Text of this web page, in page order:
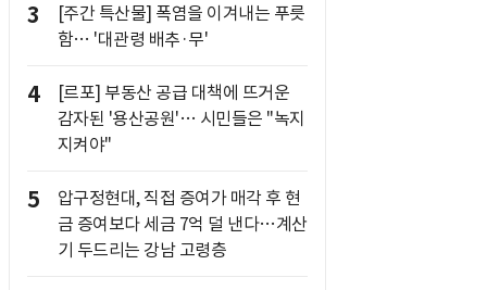
3
[주간 특산물] 폭염을 이겨내는 푸릇
함… '대관령 배추·무'
4
[르포] 부동산 공급 대책에 뜨거운
감자된 '용산공원'… 시민들은 "녹지
지켜야"
5
압구정현대, 직접 증여가 매각 후 현
금 증여보다 세금 7억 덜 낸다…계산
기 두드리는 강남 고령층